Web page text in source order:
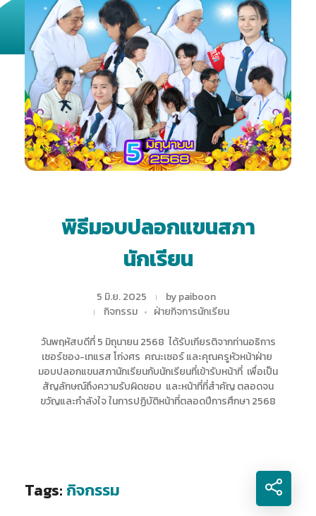
พิธีมอบปลอกแขนสภา
นักเรียน
5 มิ.ย. 2025 bypaiboon
กิจกรรม
ฝ่ายกิจการนักเรียน
วันพฤหัสบดีที่ 5 มิถุนายน 2568 ได้รับเกียรติจากท่านอธิการ
เซอร์ชอง-เทแรส โก่งศร คณะเซอร์ และคุณครูหัวหน้าฝ่าย
มอบปลอกแขนสภานักเรียนกับนักเรียนที่เข้ารับหน้าที่ เพื่อเป็น
สัญลักษณ์ถึงความรับผิดชอบ และหน้าที่ที่สำคัญ ตลอดจน
ขวัญและกำลังใจ ในการปฏิบัติหน้าที่ตลอดปีการศึกษา 2568
Tags: กิจกรรม